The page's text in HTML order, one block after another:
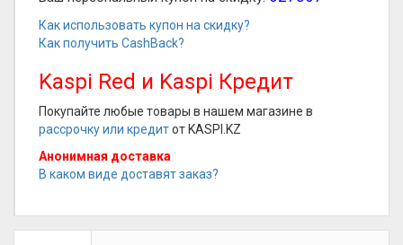
Как использовать купон на скидку?
Как получить CashBack?
Kaspi Red и Kaspi Кредит
Покупайте любые товары в нашем магазине в
рассрочку или кредитот KASPI.KZ
Анонимная доставка
В каком виде доставят заказ?